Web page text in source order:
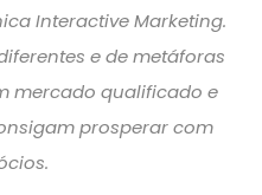
Interactive Marketing.
e de metáforas
mercado qualificado e
prosperar com